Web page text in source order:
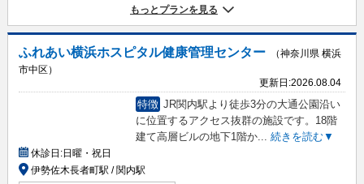
もっとプランを見る
ふれあい横浜ホスピタル健康管理センター
（神奈川県 横浜
市中区）
更新日:2026.08.04
特徴 JR関内駅より徒歩3分の大通公園沿い
に位置するアクセス抜群の施設です。18階
建て高層ビルの地下1階か... 続きを読む▼
休診日:日曜・祝日
伊勢佐木長者町駅 / 関内駅